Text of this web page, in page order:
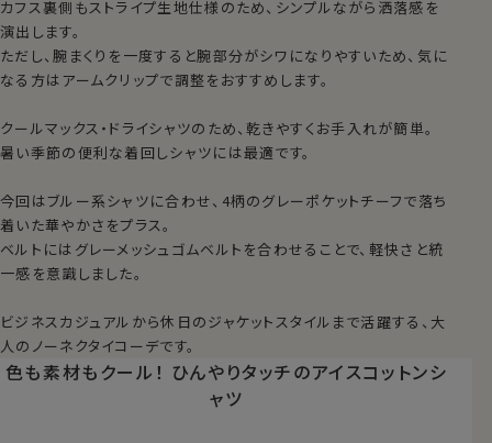
カフス裏側もストライプ生地仕様のため、シンプルながら洒落感を
演出します。
ただし、腕まくりを一度すると腕部分がシワになりやすいため、気に
なる方はアームクリップで調整をおすすめします。
クールマックス・ドライシャツのため、乾きやすくお手入れが簡単。
暑い季節の便利な着回しシャツには最適です。
今回はブルー系シャツに合わせ、4柄のグレーポケットチーフで落ち
着いた華やかさをプラス。
ベルトにはグレーメッシュゴムベルトを合わせることで、軽快さと統
一感を意識しました。
ビジネスカジュアルから休日のジャケットスタイルまで活躍する、大
人のノーネクタイコーデです。
色も素材もクール！ ひんやりタッチのアイスコットンシ
ャツ